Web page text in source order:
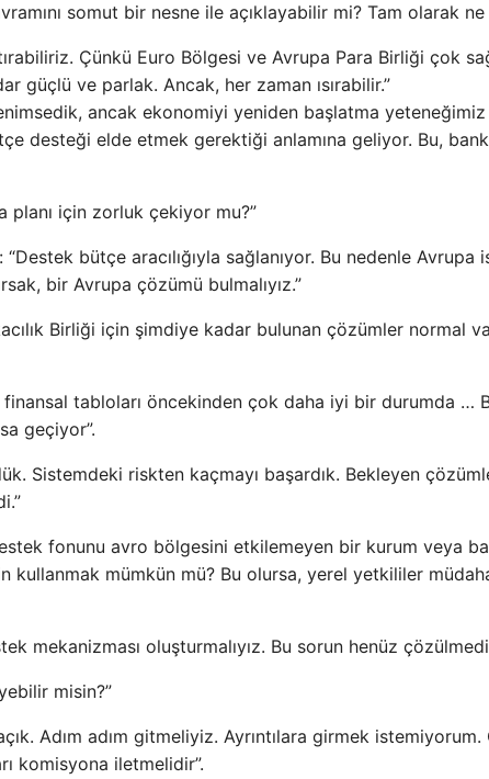
somut bir nesne ile açıklayabilir mi? Tam olarak ne
Çünkü Euro Bölgesi ve Avrupa Para Birliği çok
güçlü ve parlak. Ancak, her zaman ısırabilir.”
ancak ekonomiyi yeniden başlatma yeteneğimiz
desteği elde etmek gerektiği anlamına geliyor. Bu,
planı için zorluk çekiyor mu?”
bütçe aracılığıyla sağlanıyor. Bu nedenle Avrupa
bir Avrupa çözümü bulmalıyız.”
Birliği için şimdiye kadar bulunan çözümler normal
finansal tabloları öncekinden çok daha iyi bir durumda …
geçiyor”.
Sistemdeki riskten kaçmayı başardık. Bekleyen
fonunu avro bölgesini etkilemeyen bir kurum veya
mümkün mü? Bu olursa, yerel yetkililer
mekanizması oluşturmalıyız. Bu sorun henüz
misin?”
Adım adım gitmeliyiz. Ayrıntılara girmek
komisyona iletmelidir”.